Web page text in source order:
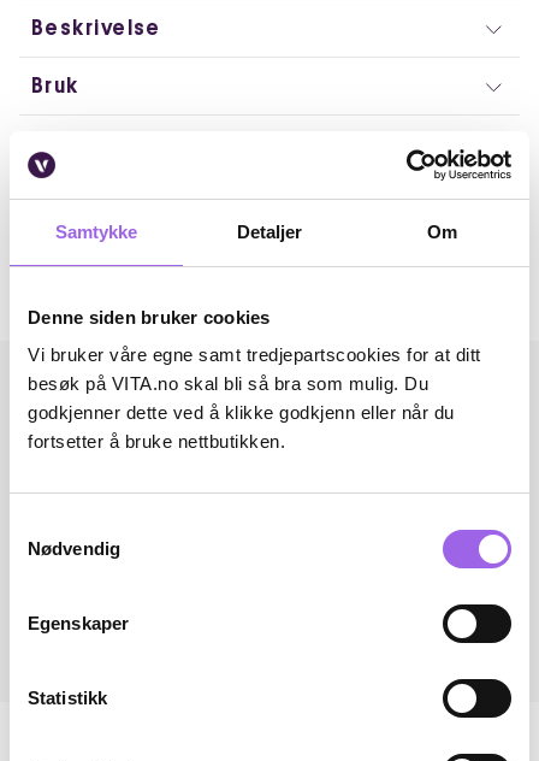
Samtykke Detaljer Om
Denne siden bruker cookies
Vi bruker våre egne samt tredjepartscookies for at ditt
besøk på VITA.no skal bli så bra som mulig. Du
godkjenner dette ved å klikke godkjenn eller når du
fortsetter å bruke nettbutikken.
Nødvendig
Egenskaper
Statistikk
Beskrivelse
Bruk
Artikkelnummer: 359564
Omtaler